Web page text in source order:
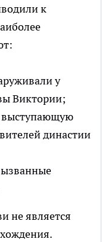
к
у
Виктории;
выступающую
династии
не является